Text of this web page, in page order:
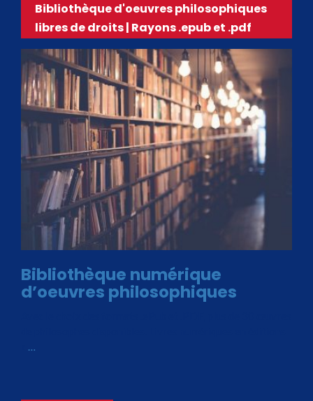
Bibliothèque d'oeuvres philosophiques
libres de droits | Rayons .epub et .pdf
Bibliothèque numérique
d’oeuvres philosophiques
…